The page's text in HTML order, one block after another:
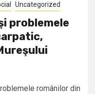
Uncategorized
problemele
românilor din